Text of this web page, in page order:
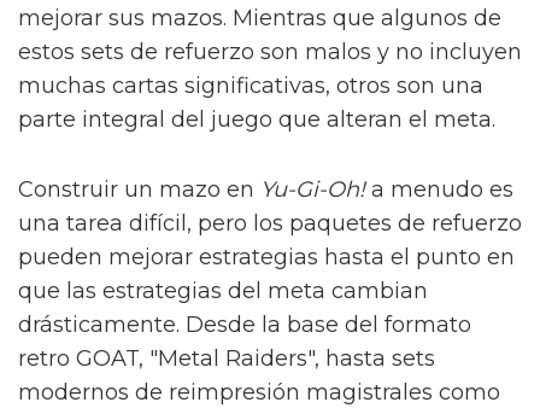
mejorar sus mazos. Mientras que algunos de
estos sets de refuerzo son malos y no incluyen
muchas cartas significativas, otros son una
parte integral del juego que alteran el meta.
Construir un mazo en Yu-Gi-Oh!a menudo es
una tarea difícil, pero los paquetes de refuerzo
pueden mejorar estrategias hasta el punto en
que las estrategias del meta cambian
drásticamente. Desde la base del formato
retro GOAT, "Metal Raiders", hasta sets
modernos de reimpresión magistrales como